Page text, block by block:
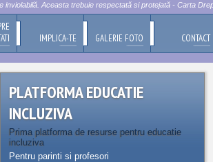
inviolabilă. Aceasta trebuie respectată si protejată - Carta
IMPLICA-TE GALERIE FOTO CONTACT
PLATFORMA EDUCATIE
INCLUZIVA
Prima platforma de resurse pentru educatie
incluziva
Pentru parinti si profesori